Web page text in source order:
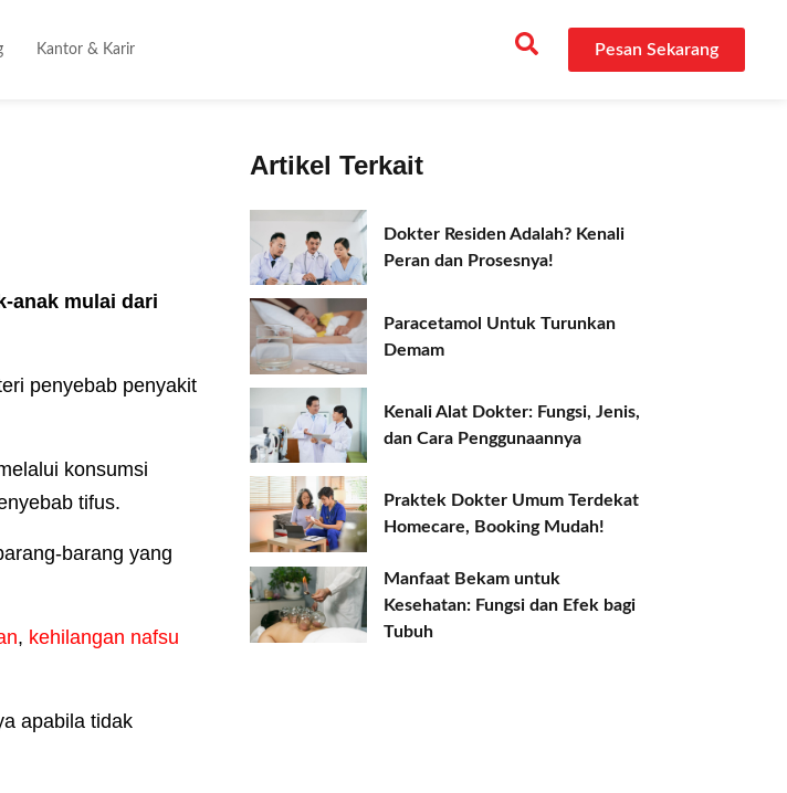
Kantor & Karir Pesan Sekarang
anak mulai dari
penyebab penyakit
konsumsi
tifus.
barang yang
, kehilangan nafsu
apabila tidak
Artikel Terkait
Dokter Residen Adalah? Kenali
Peran dan Prosesnya!
Paracetamol Untuk Turunkan
Demam
Kenali Alat Dokter: Fungsi, Jenis,
dan Cara Penggunaannya
Praktek Dokter Umum Terdekat
Homecare, Booking Mudah!
Manfaat Bekam untuk
Kesehatan: Fungsi dan Efek bagi
Tubuh